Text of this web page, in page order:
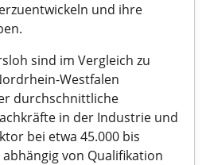
und ihre
sind im Vergleich zu
Westfalen
durchschnittliche
in der Industrie und
bei etwa 45.000 bis
abhängig von Qualifikation